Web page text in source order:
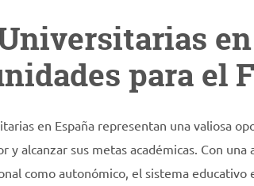
para el
en España representan una valiosa
y alcanzar sus metas académicas. Con
como autonómico, el sistema